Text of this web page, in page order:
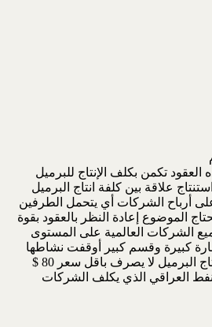
تكمن بكلف الإنتاج للبرميل
علاقة بين كلفة انتاج البرميل
أرباح الشركات أي يتحمل الطرفين
الموضوع إعادة النظر بالعقود بقوة
الشركات العالمية على المستوى
كبيرة وقسم كبير أوقفت نشاطها
النفطي كون سعر انتاج البرميل لا يصرف باقل سعر 80 $
العراقي الذي يكلف الشركات